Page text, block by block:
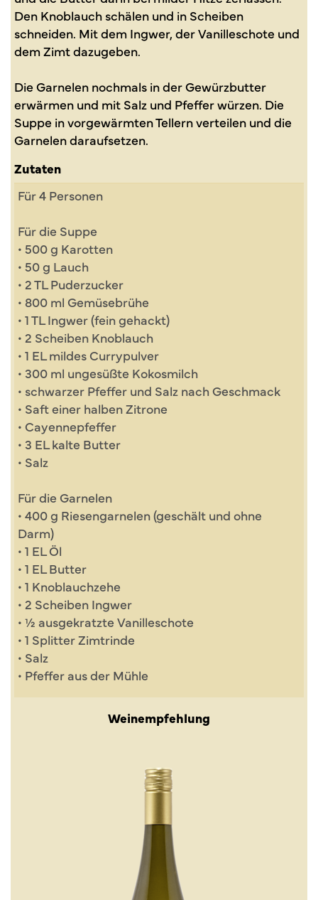
Den Knoblauch schälen und in Scheiben
schneiden. Mit dem Ingwer, der Vanilleschote und
dem Zimt dazugeben.
Die Garnelen nochmals in der Gewürzbutter
erwärmen und mit Salz und Pfeffer würzen. Die
Suppe in vorgewärmten Tellern verteilen und die
Garnelen daraufsetzen.
Zutaten
Für 4 Personen
Für die Suppe
• 500 g Karotten
• 50 g Lauch
• 2 TL Puderzucker
• 800 ml Gemüsebrühe
• 1 TL Ingwer (fein gehackt)
• 2 Scheiben Knoblauch
• 1 EL mildes Currypulver
• 300 ml ungesüßte Kokosmilch
• schwarzer Pfeffer und Salz nach Geschmack
• Saft einer halben Zitrone
• Cayennepfeffer
• 3 EL kalte Butter
• Salz
Für die Garnelen
• 400 g Riesengarnelen (geschält und ohne
Darm)
• 1 EL Öl
• 1 EL Butter
• 1 Knoblauchzehe
• 2 Scheiben Ingwer
• ½ ausgekratzte Vanilleschote
• 1 Splitter Zimtrinde
• Salz
• Pfeffer aus der Mühle
Weinempfehlung